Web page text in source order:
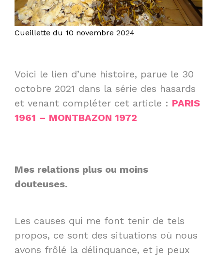
Cueillette du 10 novembre 2024
Voici le lien d’une histoire, parue le 30
octobre 2021 dans la série des hasards
et venant compléter cet article : PARIS
1961 – MONTBAZON 1972
Mes relations plus ou moins
douteuses.
Les causes qui me font tenir de tels
propos, ce sont des situations où nous
avons frôlé la délinquance, et je peux